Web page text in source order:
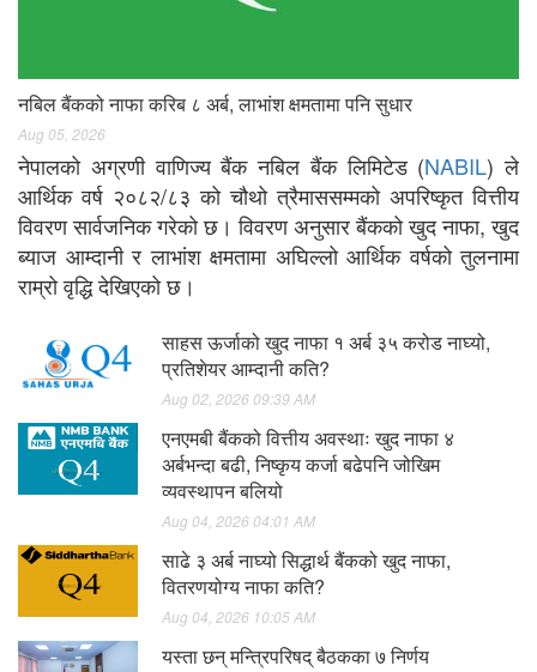
नबिल बैंकको नाफा करिब ८ अर्ब, लाभांश क्षमतामा पनि सुधार
Aug 05, 2026
नेपालको अग्रणी वाणिज्य बैंक नबिल बैंक लिमिटेड (NABIL) ले
आर्थिक वर्ष २०८२/८३ को चौथो त्रैमाससम्मको अपरिष्कृत वित्तीय
विवरण सार्वजनिक गरेको छ। विवरण अनुसार बैंकको खुद नाफा, खुद
ब्याज आम्दानी र लाभांश क्षमतामा अघिल्लो आर्थिक वर्षको तुलनामा
राम्रो वृद्धि देखिएको छ।
साहस ऊर्जाको खुद नाफा १ अर्ब ३५ करोड नाघ्यो,
प्रतिशेयर आम्दानी कति?
Aug 02, 2026 09:39 AM
एनएमबी बैंकको वित्तीय अवस्थाः खुद नाफा ४
अर्बभन्दा बढी, निष्कृय कर्जा बढेपनि जोखिम
व्यवस्थापन बलियो
Aug 04, 2026 04:01 AM
साढे ३ अर्ब नाघ्यो सिद्धार्थ बैंकको खुद नाफा,
वितरणयोग्य नाफा कति?
Aug 04, 2026 10:05 AM
यस्ता छन् मन्त्रिपरिषद् बैठकका ७ निर्णय